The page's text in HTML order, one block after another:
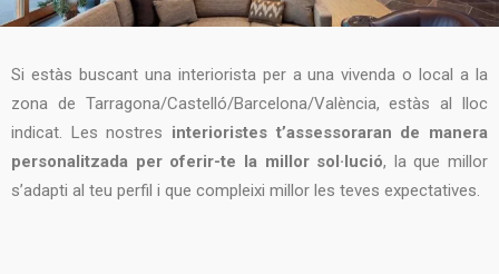
Si estàs buscant una interiorista per a una vivenda o local a la
zona de Tarragona/Castelló/Barcelona/València, estàs al lloc
indicat. Les nostres interioristes t’assessoraran de manera
personalitzada per oferir-te la millor sol·lució, la que millor
s’adapti al teu perfil i que compleixi millor les teves expectatives.